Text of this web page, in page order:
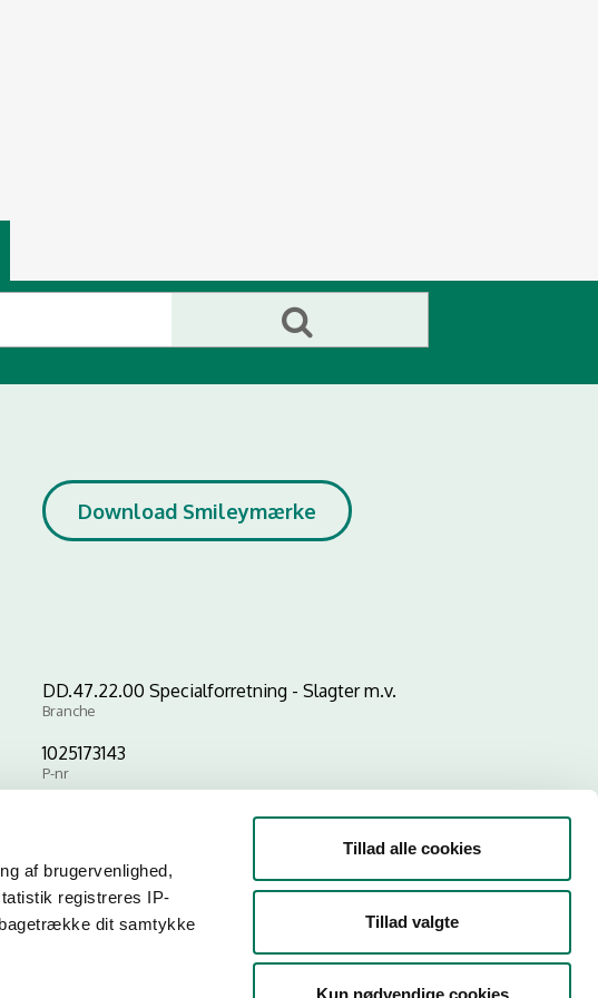
af brugervenlighed,
registreres IP-
dit samtykke
Tillad alle cookies
Tillad valgte
Kun nødvendige cookies
Download Smileymærke
DD.47.22.00 Specialforretning - Slagter m.v.
Branche
1025173143
P-nr